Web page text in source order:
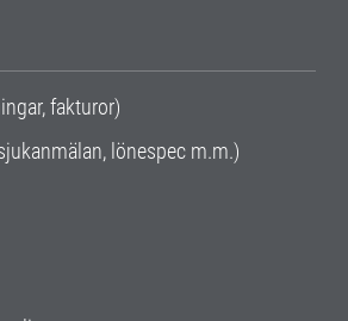
fakturor)
lönespec m.m.)